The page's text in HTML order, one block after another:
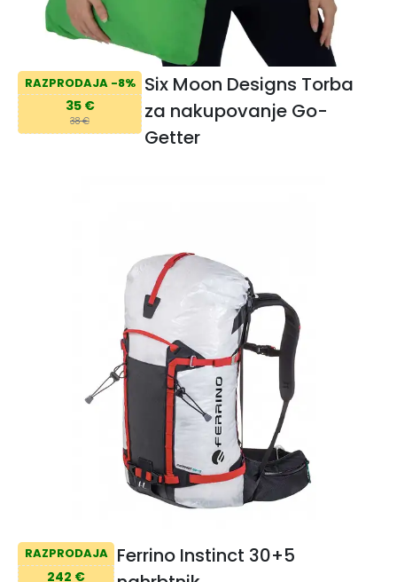
RAZPRODAJA -8%
35 €
38 €
Six Moon Designs Torba
za nakupovanje Go-
Getter
RAZPRODAJA
242 €
Ferrino Instinct 30+5